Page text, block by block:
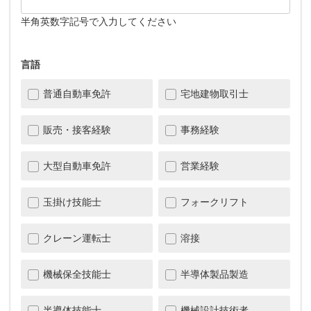
半角英数字記号で入力してください
言語
普通自動車免許 宅地建物取引士
販売・接客経験 事務経験
大型自動車免許 営業経験
玉掛け技能士 フォークリフト
クレーン運転士 溶接
機械保全技能士 半導体製品製造